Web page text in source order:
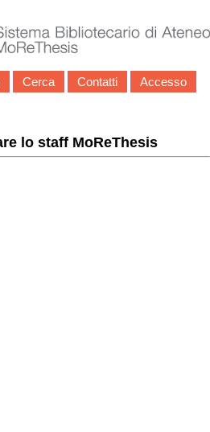
Cerca Contatti Accesso
lo staff MoReThesis